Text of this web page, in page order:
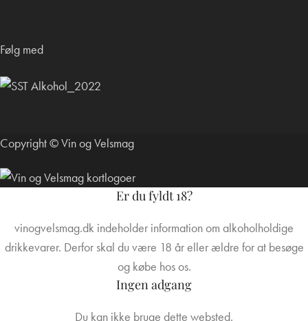
Følg med
Copyright © Vin og Velsmag
Er du fyldt 18?
vinogvelsmag.dk indeholder information om alkoholholdige
drikkevarer. Derfor skal du være 18 år eller ældre for at besøge
og købe hos os.
Ingen adgang
Du kan ikke bruge dette websted.